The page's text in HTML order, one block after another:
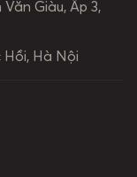
Giàu, Ấp 3,
Hồi, Hà Nội